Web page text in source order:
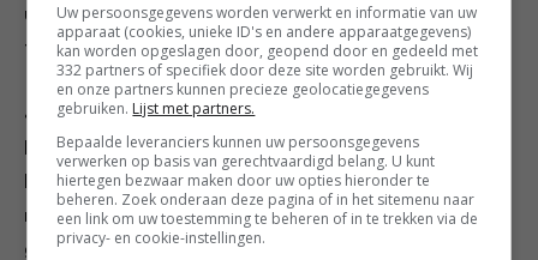
uur even goed door met een vork en zet dan weer
terug.
4. Week de rozijnen minimaal 1 uur in de rest van het
bier. Leg 4 kletskoppen op borden en schep op elk 3
bolletjes ijs. Verkruimel er stukjes kletskop over (zie
recept of koop ze kant-en-klaar) en lepel er wat
geweekte rozijnen op. Garneer met wat extra honing.
Uw persoonsgegevens worden verwerkt en informatie van uw
apparaat (cookies, unieke ID's en andere apparaatgegevens)
kan worden opgeslagen door, geopend door en gedeeld met
332 partners of specifiek door deze site worden gebruikt. Wij
en onze partners kunnen precieze geolocatiegegevens
gebruiken. Lijst met partners.
Bepaalde leveranciers kunnen uw persoonsgegevens
verwerken op basis van gerechtvaardigd belang. U kunt
hiertegen bezwaar maken door uw opties hieronder te
beheren. Zoek onderaan deze pagina of in het sitemenu naar
een link om uw toestemming te beheren of in te trekken via de
privacy- en cookie-instellingen.